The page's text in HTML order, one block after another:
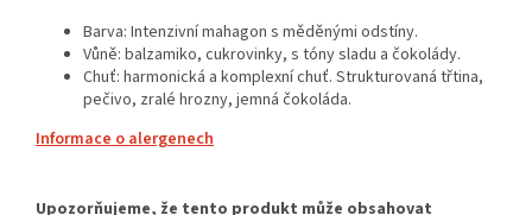
Barva: Intenzivní mahagon s měděnými odstíny.
Vůně: balzamiko, cukrovinky, s tóny sladu a čokolády.
Chuť: harmonická a komplexní chuť. Strukturovaná třtina,
pečivo, zralé hrozny, jemná čokoláda.
Informace o alergenech